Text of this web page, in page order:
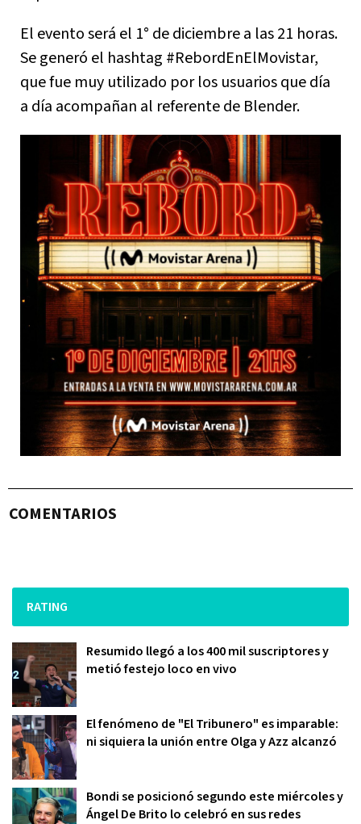
El evento será el 1° de diciembre a las 21 horas.
Se generó el hashtag #RebordEnElMovistar,
que fue muy utilizado por los usuarios que día
a día acompañan al referente de Blender.
COMENTARIOS
RATING
Resumido llegó a los 400 mil suscriptores y
metió festejo loco en vivo
El fenómeno de "El Tribunero" es imparable:
ni siquiera la unión entre Olga y Azz alcanzó
Bondi se posicionó segundo este miércoles y
Ángel De Brito lo celebró en sus redes